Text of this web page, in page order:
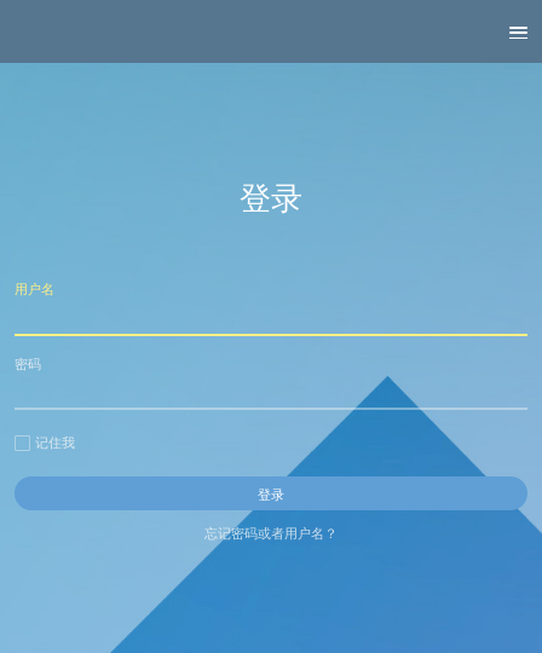
登录
用户名
密码
记住我
忘记密码或者用户名？